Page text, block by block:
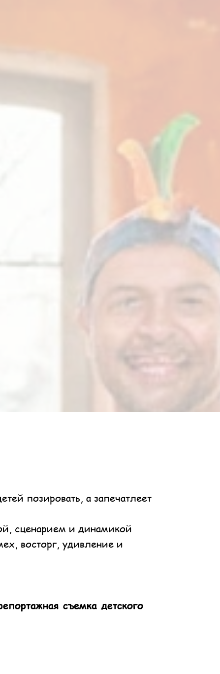
позировать, а запечатлеет
сценарием и динамикой
восторг, удивление и
съемка детского